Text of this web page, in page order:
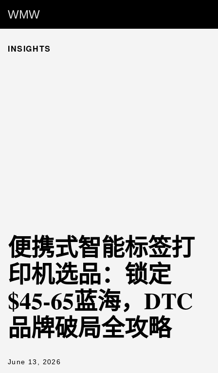
WMW
INSIGHTS
便携式智能标签打
印机选品：锁定
$45-65蓝海，DTC
品牌破局全攻略
June 13, 2026